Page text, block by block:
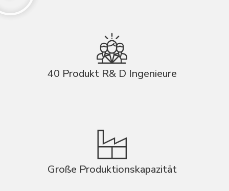
40 Produkt R& D Ingenieure
Große Produktionskapazität